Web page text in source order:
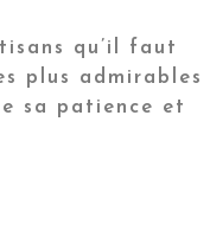
qu’il faut
plus admirables
sa patience et